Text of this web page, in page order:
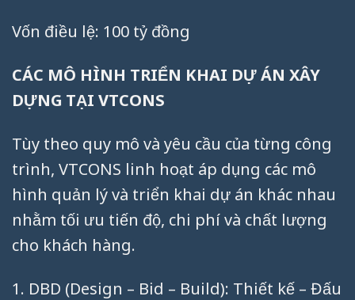
Vốn điều lệ: 100 tỷ đồng
CÁC MÔ HÌNH TRIỂN KHAI DỰ ÁN XÂY
DỰNG TẠI VTCONS
Tùy theo quy mô và yêu cầu của từng công
trình, VTCONS linh hoạt áp dụng các mô
hình quản lý và triển khai dự án khác nhau
nhằm tối ưu tiến độ, chi phí và chất lượng
cho khách hàng.
1. DBD (Design – Bid – Build): Thiết kế – Đấu